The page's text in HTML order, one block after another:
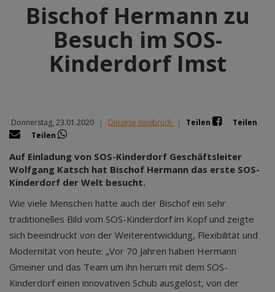
Bischof Hermann zu
Besuch im SOS-
Kinderdorf Imst
Donnerstag, 23.01.2020 | Diözese Innsbruck | Teilen
Teilen
Teilen
Auf Einladung von SOS-Kinderdorf Geschäftsleiter
Wolfgang Katsch hat Bischof Hermann das erste SOS-
Kinderdorf der Welt besucht.
Wie viele Menschen hatte auch der Bischof ein sehr
traditionelles Bild vom SOS-Kinderdorf im Kopf und zeigte
sich beeindruckt von der Weiterentwicklung, Flexibilität und
Modernität von heute: „Vor 70 Jahren haben Hermann
Gmeiner und das Team um ihn herum mit dem SOS-
Kinderdorf einen innovativen Schub ausgelöst, von der